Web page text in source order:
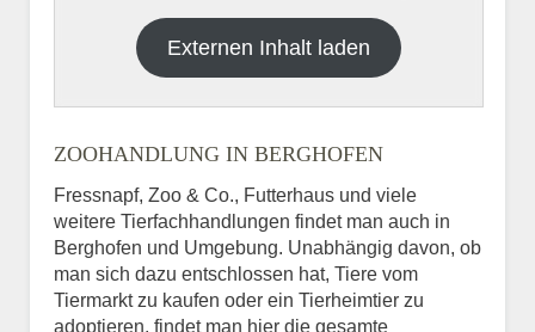
Externen Inhalt laden
ZOOHANDLUNG IN BERGHOFEN
Fressnapf, Zoo & Co., Futterhaus und viele
weitere Tierfachhandlungen findet man auch in
Berghofen und Umgebung. Unabhängig davon, ob
man sich dazu entschlossen hat, Tiere vom
Tiermarkt zu kaufen oder ein Tierheimtier zu
adoptieren, findet man hier die gesamte